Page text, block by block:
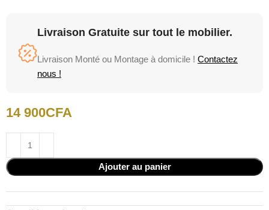
Livraison Gratuite sur tout le mobilier.
Livraison Monté ou Montage à domicile !Contactez
nous !
14 900CFA
Ajouter au panier